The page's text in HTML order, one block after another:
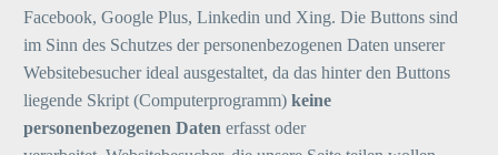
Facebook, Google Plus, Linkedin und Xing. Die Buttons sind
im Sinn des Schutzes der personenbezogenen Daten unserer
Websitebesucher ideal ausgestaltet, da das hinter den Buttons
liegende Skript (Computerprogramm) keine
personenbezogenen Daten erfasst oder